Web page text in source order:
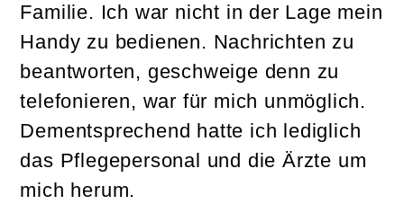
Familie. Ich war nicht in der Lage mein
Handy zu bedienen. Nachrichten zu
beantworten, geschweige denn zu
telefonieren, war für mich unmöglich.
Dementsprechend hatte ich lediglich
das Pflegepersonal und die Ärzte um
mich herum.